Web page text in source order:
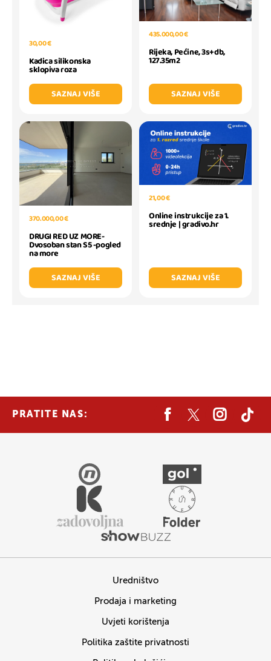
30,00 €
Kadica silikonska
sklopiva roza
SAZNAJ VIŠE
435.000,00 €
Rijeka, Pećine, 3s+db,
127.35m2
SAZNAJ VIŠE
370.000,00 €
DRUGI RED UZ MORE-
Dvosoban stan S5 -pogled
na more
SAZNAJ VIŠE
21,00 €
Online instrukcije za 1.
srednje | gradivo.hr
SAZNAJ VIŠE
PRATITE NAS:
Uredništvo
Prodaja i marketing
Uvjeti korištenja
Politika zaštite privatnosti